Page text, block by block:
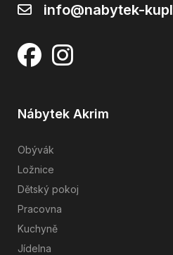
info@nabytek-
Nábytek Akrim
Obývák
Ložnice
Dětský pokoj
Pracovna
Kuchyně
Jídelna